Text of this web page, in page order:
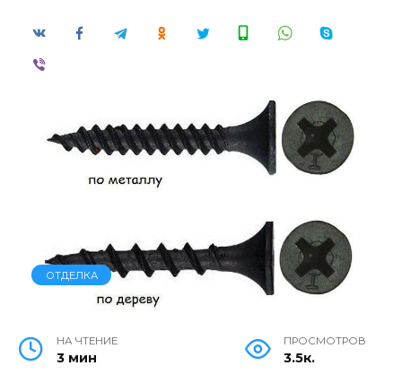
ОТДЕЛКА
НА ЧТЕНИЕ
3 мин
ПРОСМОТРОВ
3.5к.